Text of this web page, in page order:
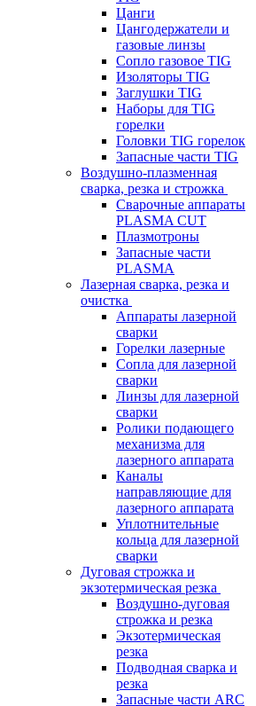
Цанги
Цангодержатели и
газовые линзы
Сопло газовое TIG
Изоляторы TIG
Заглушки TIG
Наборы для TIG
горелки
Головки TIG горелок
Запасные части TIG
Воздушно-плазменная
сварка, резка и строжка
Сварочные аппараты
PLASMA CUT
Плазмотроны
Запасные части
PLASMA
Лазерная сварка, резка и
очистка
Аппараты лазерной
сварки
Горелки лазерные
Сопла для лазерной
сварки
Линзы для лазерной
сварки
Ролики подающего
механизма для
лазерного аппарата
Каналы
направляющие для
лазерного аппарата
Уплотнительные
кольца для лазерной
сварки
Дуговая строжка и
экзотермическая резка
Воздушно-дуговая
строжка и резка
Экзотермическая
резка
Подводная сварка и
резка
Запасные части ARC